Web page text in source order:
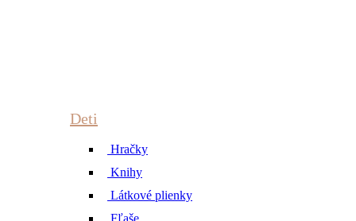
Deti
Hračky
Knihy
Látkové plienky
Fľaše